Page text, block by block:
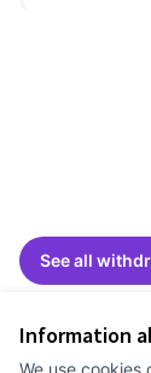
Information
We use cookies
See all